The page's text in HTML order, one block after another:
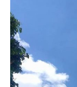
si
è
dimenticato
della
Birra
Artigianale”